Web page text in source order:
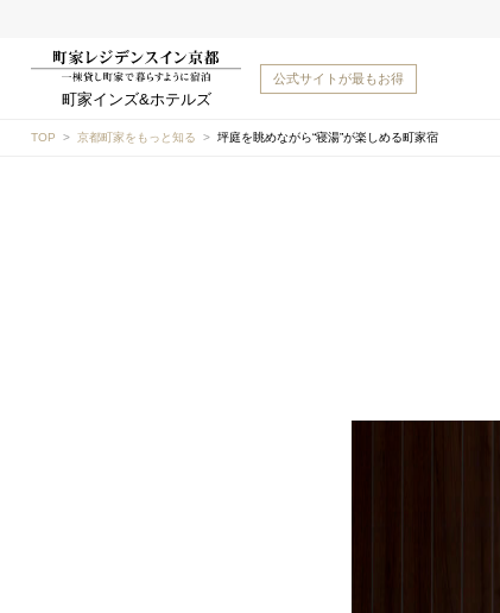
町家インズ&ホテルズ
公式サイトが最もお得
TOP 京都町家をもっと知る 坪庭を眺めながら“寝湯”が楽しめる町家宿